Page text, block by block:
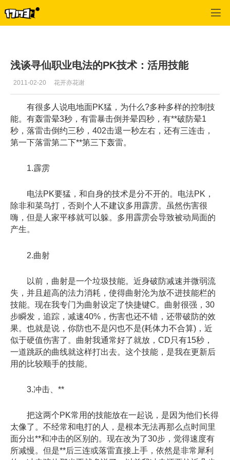
浅谈寻仙职业电法的PK技术：活用技能
2011-02-20 花开亦花谢
有很多人说电地面PK猛，为什么?多种多样的控制技
能。有轰雷晕3秒，有雷暴击倒并晕四秒，有**破防晕1
秒，落雷击倒约三秒，402击退一秒左右，还有三连击，
第一下落雷第二下**第三下轰雷。
1.霹雳
电法PK要猛，和自身的技术是分不开的。电法PK，
除非和菜鸟打，否则个人不建议多用霹雳。虽然伤害很
嗨，但是人家平移就可以躲。多用霹雳会导致被动局面的
产生。
2.曲射
以前，曲射是一个垃圾技能。近身破防减速并微弱流
失，并且超高的法力消耗，使得曲射沦为放不进技能栏的
技能。现在我专门为曲射设定了快捷键C。曲射很强，30
步瞬发，追踪，减速40%，伤害也还不错，还带破防的效
果。也就是说，你防也不是闪也不是(耗体力不合算)，近
似于硬值伤害了。曲射我通常好了就放，CD只有15秒，
一道跳跃的曲线就这样打出去。这个技能，是我在更新后
用的比较顺手的技能。
3.冲击、**
把这两个PK常用的技能放在一起说，是因为他们长得
太像了。不经常和电打的人，是根本无法再那么点时间里
面分出**和冲击的区别的。现在改为了30步，觉得速度有
所减慢。但是**后三连或落雷直接上手，依然是非常犀利